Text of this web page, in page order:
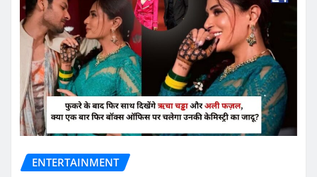
ENTERTAINMENT